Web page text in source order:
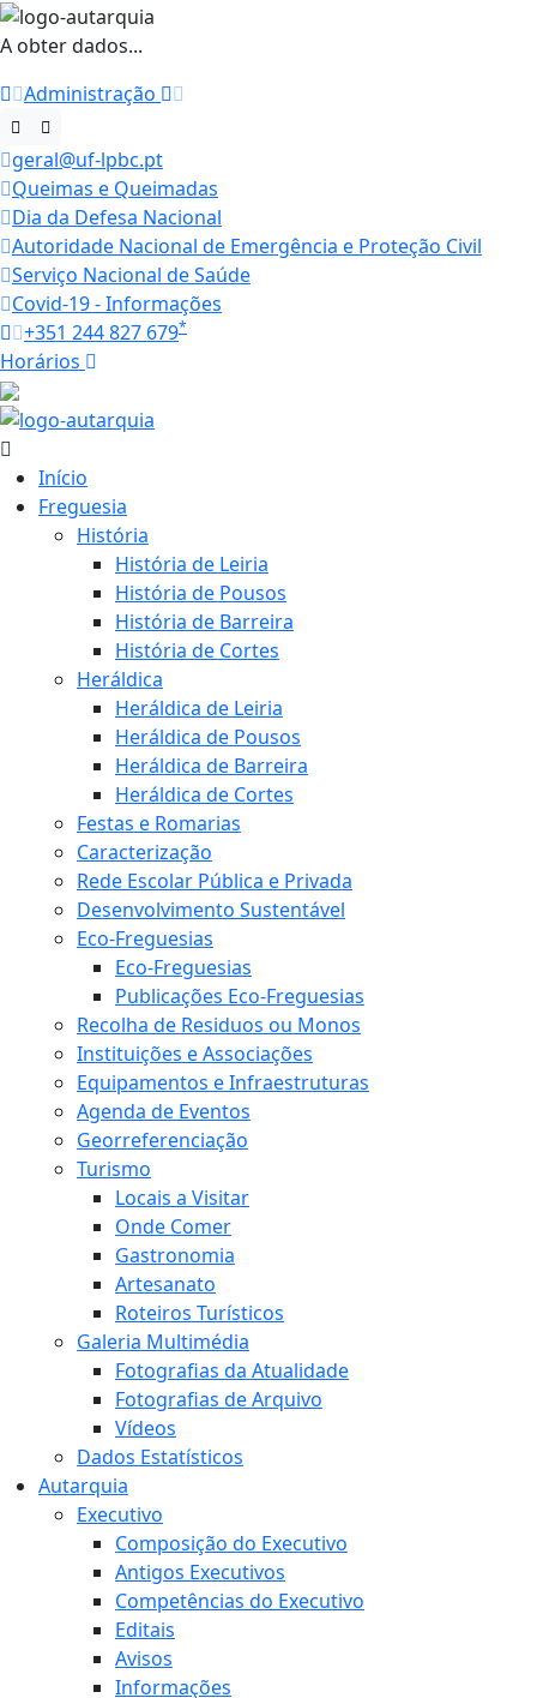
A obter dados...
Administração
geral@uf-lpbc.pt
Queimas e Queimadas
Dia da Defesa Nacional
Autoridade Nacional de Emergência e Proteção Civil
Serviço Nacional de Saúde
Covid-19 - Informações
+351 244 827 679*
Horários
Início
Freguesia
História
História de Leiria
História de Pousos
História de Barreira
História de Cortes
Heráldica
Heráldica de Leiria
Heráldica de Pousos
Heráldica de Barreira
Heráldica de Cortes
Festas e Romarias
Caracterização
Rede Escolar Pública e Privada
Desenvolvimento Sustentável
Eco-Freguesias
Eco-Freguesias
Publicações Eco-Freguesias
Recolha de Residuos ou Monos
Instituições e Associações
Equipamentos e Infraestruturas
Agenda de Eventos
Georreferenciação
Turismo
Locais a Visitar
Onde Comer
Gastronomia
Artesanato
Roteiros Turísticos
Galeria Multimédia
Fotografias da Atualidade
Fotografias de Arquivo
Vídeos
Dados Estatísticos
Autarquia
Executivo
Composição do Executivo
Antigos Executivos
Competências do Executivo
Editais
Avisos
Informações